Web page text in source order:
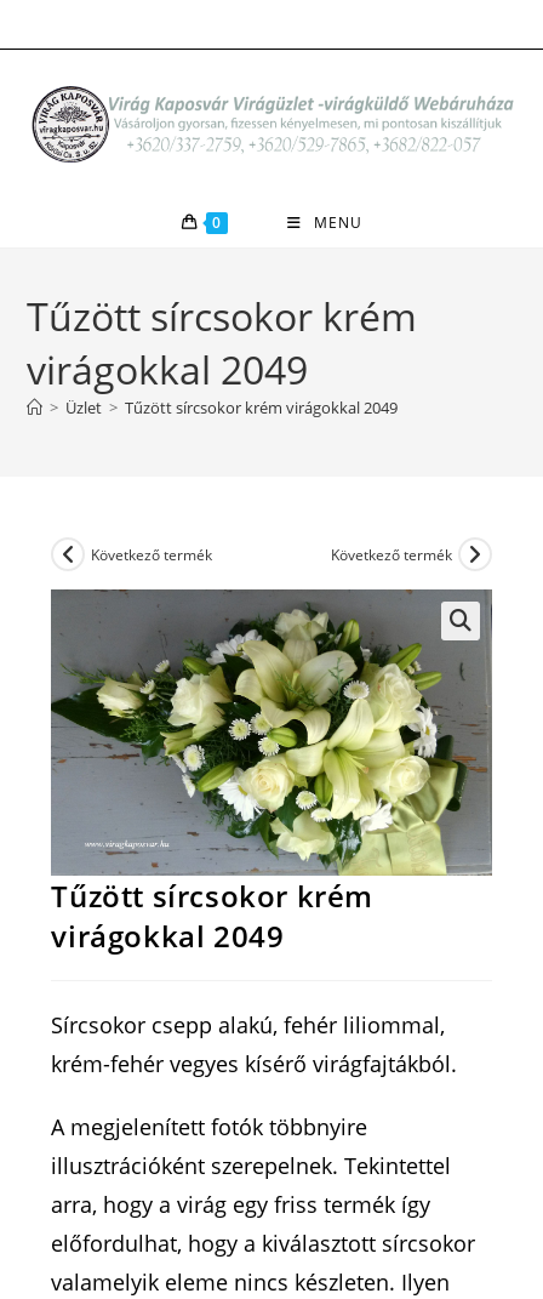
to
0 MENU
Tűzött sírcsokor krém
virágokkal 2049
> Üzlet > Tűzött sírcsokor krém virágokkal 2049
Következő termék Következő termék
Tűzött sírcsokor krém
virágokkal 2049
Sírcsokor csepp alakú, fehér liliommal,
krém-fehér vegyes kísérő virágfajtákból.
A megjelenített fotók többnyire
illusztrációként szerepelnek. Tekintettel
arra, hogy a virág egy friss termék így
előfordulhat, hogy a kiválasztott sírcsokor
valamelyik eleme nincs készleten. Ilyen